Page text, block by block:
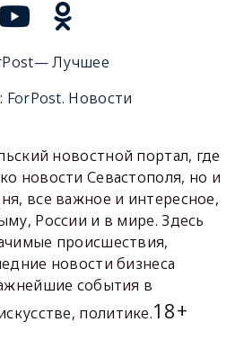
Лучшее
ForPost. Новости
новостной портал, где
новости Севастополя, но и
все важное и интересное,
России и в мире. Здесь
происшествия,
новости бизнеса
события в
политике.18+